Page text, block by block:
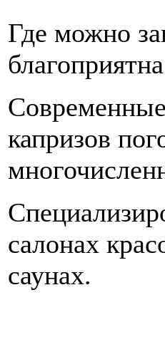
Где можно
капризов
салонах
саунах.